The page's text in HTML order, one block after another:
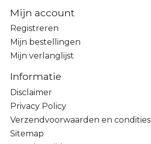
Mijn account
Registreren
Mijn bestellingen
Mijn verlanglijst
Informatie
Disclaimer
Privacy Policy
Verzendvoorwaarden en condities
Sitemap